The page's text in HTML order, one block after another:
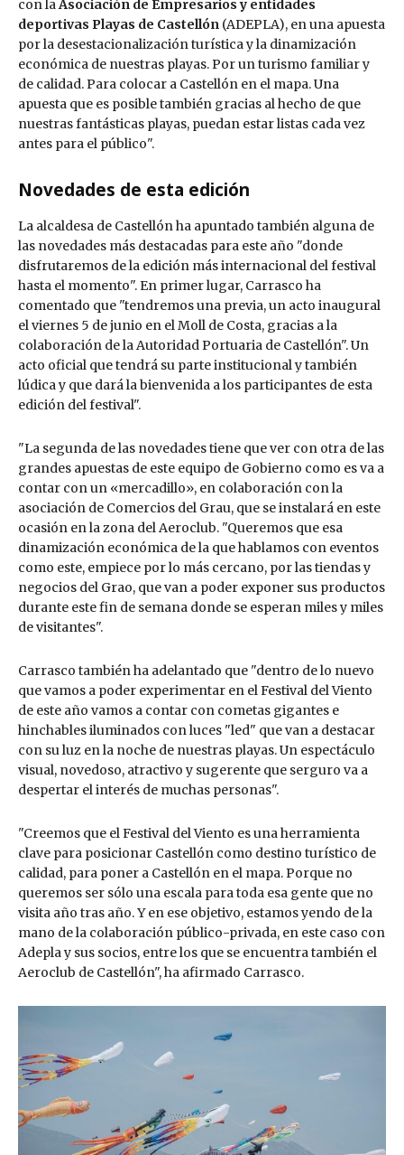
con laAsociación de Empresarios y entidades
deportivas Playas de Castellón (ADEPLA), en una apuesta
por la desestacionalización turística y la dinamización
económica de nuestras playas. Por un turismo familiar y
de calidad. Para colocar a Castellón en el mapa. Una
apuesta que es posible también gracias al hecho de que
nuestras fantásticas playas, puedan estar listas cada vez
antes para el público".
Novedades de esta edición
La alcaldesa de Castellón ha apuntado también alguna de
las novedades más destacadas para este año "donde
disfrutaremos de la edición más internacional del festival
hasta el momento". En primer lugar, Carrasco ha
comentado que "tendremos una previa, un acto inaugural
el viernes 5 de junio en el Moll de Costa, gracias a la
colaboración de la Autoridad Portuaria de Castellón". Un
acto oficial que tendrá su parte institucional y también
lúdica y que dará la bienvenida a los participantes de esta
edición del festival".
"La segunda de las novedades tiene que ver con otra de las
grandes apuestas de este equipo de Gobierno como es va a
contar con un «mercadillo», en colaboración con la
asociación de Comercios del Grau, que se instalará en este
ocasión en la zona del Aeroclub. "Queremos que esa
dinamización económica de la que hablamos con eventos
como este, empiece por lo más cercano, por las tiendas y
negocios del Grao, que van a poder exponer sus productos
durante este fin de semana donde se esperan miles y miles
de visitantes".
Carrasco también ha adelantado que "dentro de lo nuevo
que vamos a poder experimentar en el Festival del Viento
de este año vamos a contar con cometas gigantes e
hinchables iluminados con luces "led" que van a destacar
con su luz en la noche de nuestras playas. Un espectáculo
visual, novedoso, atractivo y sugerente que serguro va a
despertar el interés de muchas personas".
"Creemos que el Festival del Viento es una herramienta
clave para posicionar Castellón como destino turístico de
calidad, para poner a Castellón en el mapa. Porque no
queremos ser sólo una escala para toda esa gente que no
visita año tras año. Y en ese objetivo, estamos yendo de la
mano de la colaboración público-privada, en este caso con
Adepla y sus socios, entre los que se encuentra también el
Aeroclub de Castellón", ha afirmado Carrasco.